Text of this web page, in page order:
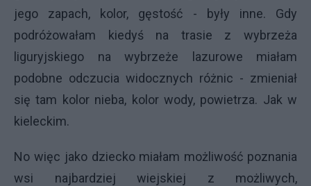
jego zapach, kolor, gęstość - były inne. Gdy
podróżowałam kiedyś na trasie z wybrzeża
liguryjskiego na wybrzeże lazurowe miałam
podobne odczucia widocznych różnic - zmieniał
się tam kolor nieba, kolor wody, powietrza. Jak w
kieleckim.
No więc jako dziecko miałam możliwość poznania
wsi najbardziej wiejskiej z możliwych,